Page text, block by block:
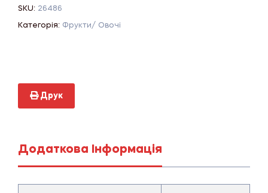
SKU: 26486
Категорія: Фрукти/ Овочі
Друк
Додаткова Інформація